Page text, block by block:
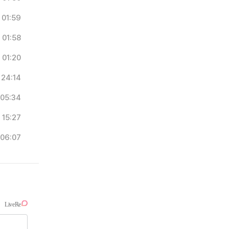
01:59
01:58
01:20
24:14
05:34
15:27
06:07